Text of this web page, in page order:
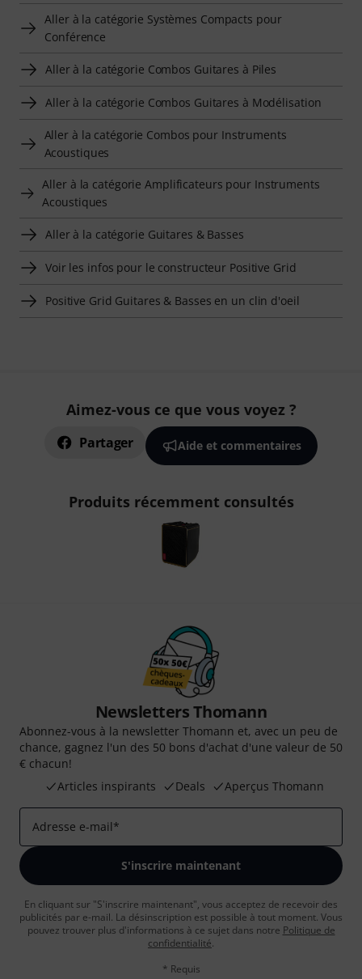
Aller à la catégorie Systèmes Compacts pour
Conférence
Aller à la catégorie Combos Guitares à Piles
Aller à la catégorie Combos Guitares à Modélisation
Aller à la catégorie Combos pour Instruments
Acoustiques
Aller à la catégorie Amplificateurs pour Instruments
Acoustiques
Aller à la catégorie Guitares & Basses
Voir les infos pour le constructeur Positive Grid
Positive Grid Guitares & Basses en un clin d'oeil
Aimez-vous ce que vous voyez ?
Partager Aide et commentaires
Produits récemment consultés
Newsletters Thomann
Abonnez-vous à la newsletter Thomann et, avec un peu de
chance, gagnez l'un des 50 bons d'achat d'une valeur de 50
€ chacun!
Articles inspirants
Deals Aperçus Thomann
Adresse e-mail*
S'inscrire maintenant
En cliquant sur "S'inscrire maintenant", vous acceptez de recevoir des
publicités par e-mail. La désinscription est possible à tout moment. Vous
pouvez trouver plus d'informations à ce sujet dans notre Politique de
confidentialité.
* Requis